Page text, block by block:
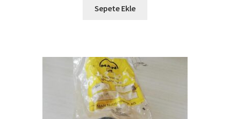
Sepete Ekle